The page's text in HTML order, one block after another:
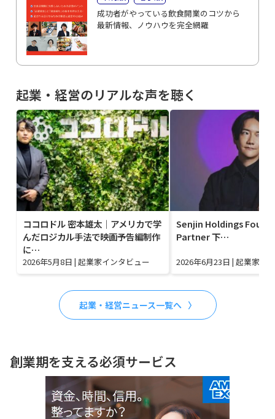
成功者がやっている飲食開業のコツから
最新情報、ノウハウを完全網羅
起業・経営のリアルな声を聴く
ココロドル 密本雄太｜アメリカで学
んだロジカル手法で映画予告編制作
に…
2026年5月8日 | 起業家インタビュー
Senjin Holdings
Partner 下…
2026年6月23日 | 起業家イ
起業・経営ニュース一覧へ
創業期を支える必須サービス